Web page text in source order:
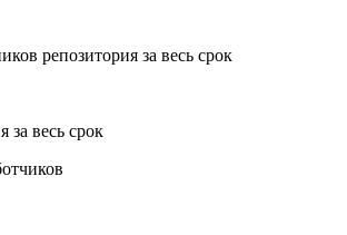
репозитория за весь срок
за весь срок